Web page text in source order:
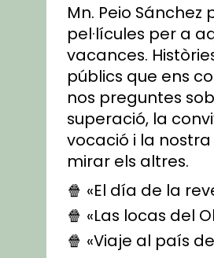
Mn. Peio Sánchez
pel·lícules per a
vacances.
públics que ens
nos preguntes
superació, la
vocació i la
mirar els altres.
🍿 «El día de la
🍿 «Las locas del
🍿 «Viaje al país